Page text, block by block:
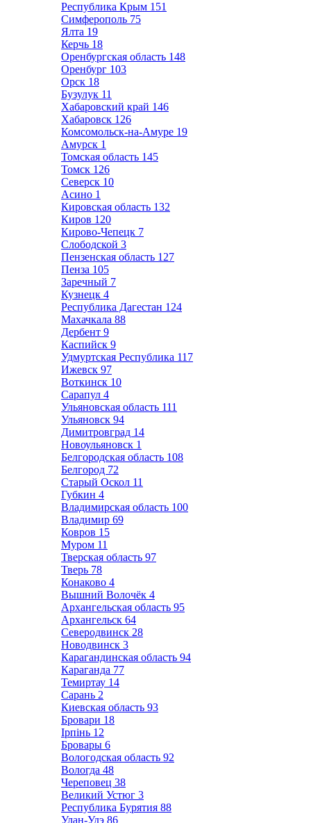
Республика Крым 151
Симферополь 75
Ялта 19
Керчь 18
Оренбургская область 148
Оренбург 103
Орск 18
Бузулук 11
Хабаровский край 146
Хабаровск 126
Комсомольск-на-Амуре 19
Амурск 1
Томская область 145
Томск 126
Северск 10
Асино 1
Кировская область 132
Киров 120
Кирово-Чепецк 7
Слободской 3
Пензенская область 127
Пенза 105
Заречный 7
Кузнецк 4
Республика Дагестан 124
Махачкала 88
Дербент 9
Каспийск 9
Удмуртская Республика 117
Ижевск 97
Воткинск 10
Сарапул 4
Ульяновская область 111
Ульяновск 94
Димитровград 14
Новоульяновск 1
Белгородская область 108
Белгород 72
Старый Оскол 11
Губкин 4
Владимирская область 100
Владимир 69
Ковров 15
Муром 11
Тверская область 97
Тверь 78
Конаково 4
Вышний Волочёк 4
Архангельская область 95
Архангельск 64
Северодвинск 28
Новодвинск 3
Карагандинская область 94
Караганда 77
Темиртау 14
Сарань 2
Киевская область 93
Бровари 18
Ірпінь 12
Бровары 6
Вологодская область 92
Вологда 48
Череповец 38
Великий Устюг 3
Республика Бурятия 88
Улан-Удэ 86